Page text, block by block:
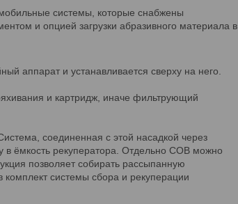
системы, которые снабжены
и опцией загрузки абразивного материала в
аппарат и устанавливается сверху на него.
и картридж, иначе фильтрующий
соединенная с этой насадкой через
в ёмкость рекуператора. Отдельно СОВ можно
позволяет собирать рассыпанную
системы сбора и рекуперации